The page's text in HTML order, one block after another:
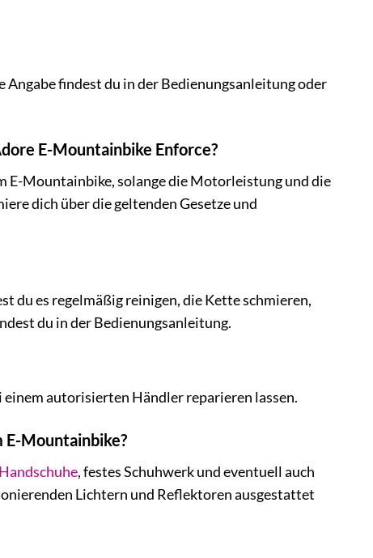
Angabe findest du in der Bedienungsanleitung oder
E-Mountainbike Enforce?
E-Mountainbike, solange die Motorleistung und die
dich über die geltenden Gesetze und
du es regelmäßig reinigen, die Kette schmieren,
du in der Bedienungsanleitung.
autorisierten Händler reparieren lassen.
E-Mountainbike?
Handschuhe, festes Schuhwerk und eventuell auch
Lichtern und Reflektoren ausgestattet